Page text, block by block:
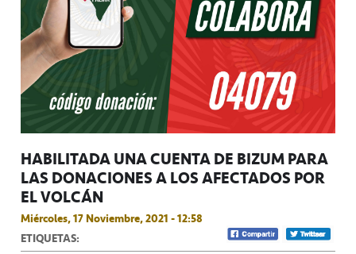
HABILITADA UNA CUENTA DE BIZUM PARA
LAS DONACIONES A LOS AFECTADOS POR
EL VOLCÁN
Miércoles, 17 Noviembre, 2021 - 12:58
ETIQUETAS: